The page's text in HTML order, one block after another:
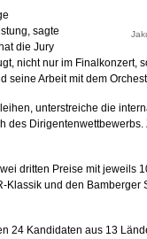
sagte
die Jury
nicht nur im Finalkonzert,
seine Arbeit mit dem
unterstreiche die
des
dritten Preise mit jeweils
Klassik und den Bamberger
24 Kandidaten aus 13